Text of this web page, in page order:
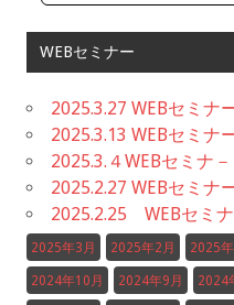
WEBセミナー
2025.3.27 WEBセミナ
2025.3.13 WEBセミナ
2025.3.４WEBセミナ－
2025.2.27 WEBセミナ
2025.2.25 WEBセミナ
2025年3月 2025年2月 2025
2024年10月 2024年9月 2024